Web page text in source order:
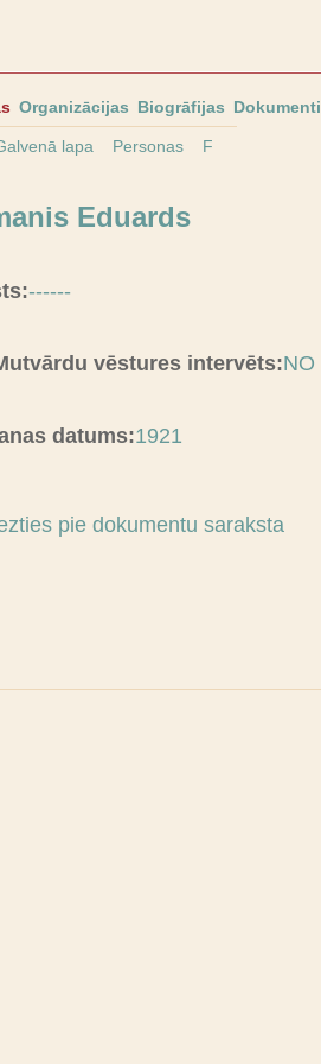
Organizācijas Biogrāfijas Dokumenti
lapa Personas F
Eduards
------
vēstures intervēts:NO
datums:1921
pie dokumentu saraksta